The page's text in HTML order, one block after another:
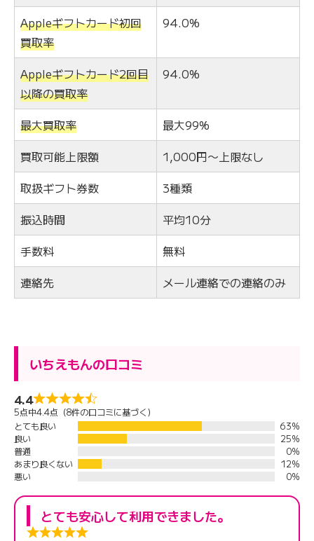
Appleギフトカード初回
買取率
94.0%
Appleギフトカード2回目
以降の買取率
94.0%
最大買取率
最大99%
買取可能上限額
1,000円〜上限なし
取扱ギフト券数
3種類
振込時間
平均10分
手数料
無料
連絡先
メール連絡での連絡のみ
いちえもんの口コミ
4.4
5点中4.4点（8件の口コミに基づく）
とても良い
63%
良い
25%
普通
0%
あまり良くない
12%
悪い
0%
とても安心して利用できました。